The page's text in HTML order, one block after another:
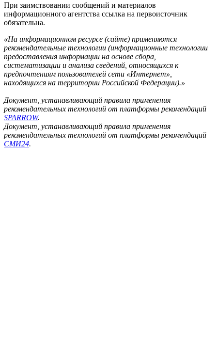
При заимствовании сообщений и материалов
информационного агентства ссылка на первоисточник
обязательна.
«На информационном ресурсе (сайте) применяются
рекомендательные технологии (информационные технологии
предоставления информации на основе сбора,
систематизации и анализа сведений, относящихся к
предпочтениям пользователей сети «Интернет»,
находящихся на территории Российской Федерации).»
Документ, устанавливающий правила применения
рекомендательных технологий от платформы рекомендаций
SPARROW.
Документ, устанавливающий правила применения
рекомендательных технологий от платформы рекомендаций
СМИ24.